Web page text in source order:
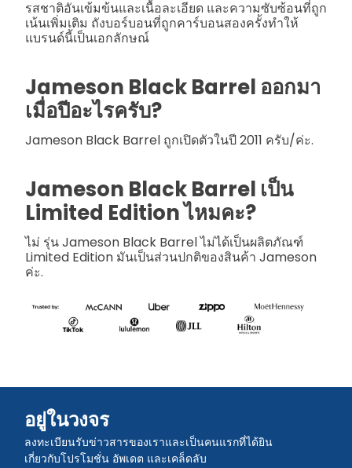
รสชาติอันเข้มข้นและเนื้อละเอียด และความซับซ้อนที่ถูก
เน้นเพิ่มเติม ถังบอร์บอนที่ถูกคาร์บอนสองครั้งทำให้
แบรนด์นี้เป็นเอกลักษณ์
Jameson Black Barrel ออกมา
เมื่อปีอะไรครับ?
Jameson Black Barrel ถูกเปิดตัวในปี 2011 ครับ/ค่ะ.
Jameson Black Barrel เป็น
Limited Edition ไหมคะ?
ไม่ รุ่น Jameson Black Barrel ไม่ได้เป็นผลิตภัณฑ์
Limited Edition มันเป็นส่วนปกติของสินค้า Jameson
ค่ะ.
อยู่ในวงจร
ลงทะเบียนรับข่าวสารของเราและเป็นคนแรกที่ได้ยิน
เกี่ยวกับโปรโมชั่น อัพเดต และเคล็ดลับ